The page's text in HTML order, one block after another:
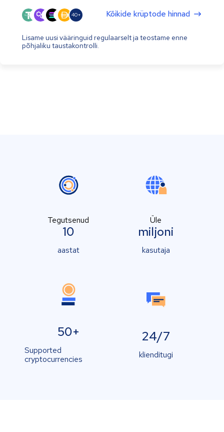
40+ Kõikide krüptode hinnad
Lisame uusi vääringuid regulaarselt ja teostame enne
põhjaliku taustakontrolli.
Tegutsenud
10
aastat
Üle
miljoni
kasutaja
50+
Supported
cryptocurrencies
24/7
klienditugi